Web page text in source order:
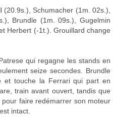
Schumacher (1m. 02s.),
Brundle (1m. 09s.), Gugelmin
Herbert (-1t.). Grouillard change
qui regagne les stands en
seize secondes. Brundle
et touche la Ferrari qui part en
train avant ouvert, tandis que
faire redémarrer son moteur
intact.